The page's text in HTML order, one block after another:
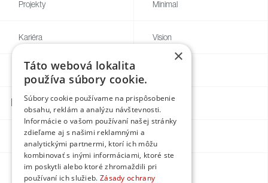
Projekty
Kariéra
Blog
Minimal
Vision
Kontakty
Facebook
Instagram
×
Táto webová lokalita
používa súbory cookie.
Súbory cookie používame na prispôsobenie
obsahu, reklám a analýzu návštevnosti.
Informácie o vašom používaní našej stránky
zdieľame aj s našimi reklamnými a
analytickými partnermi, ktorí ich môžu
kombinovať s inými informáciami, ktoré ste
im poskytli alebo ktoré zhromaždili pri
používaní ich služieb. Zásady ochrany